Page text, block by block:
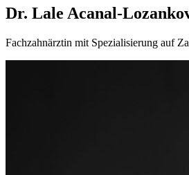
Dr. Lale Acanal-
Fachzahnärztin mit Spezialisierung auf